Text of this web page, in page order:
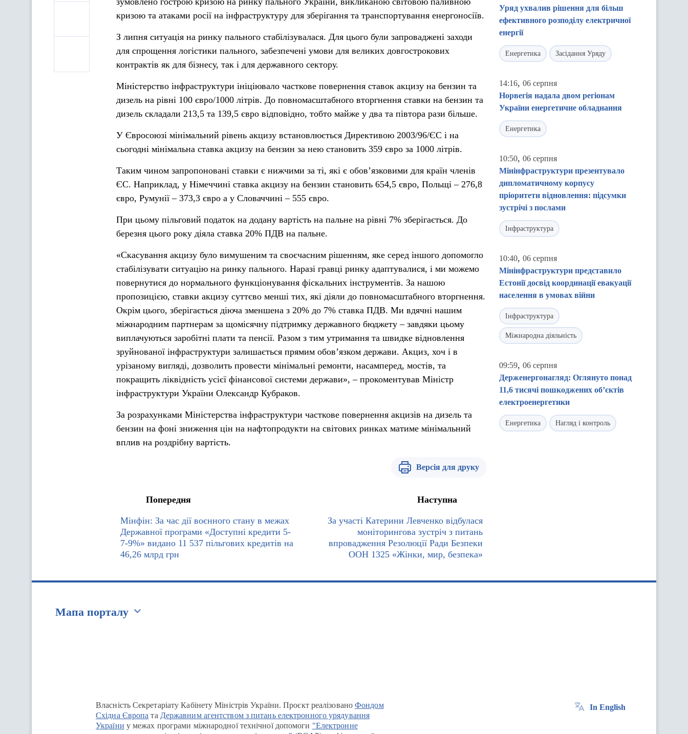
кризою та атаками росії на інфраструктуру для зберігання та транспортування енергоносіїв.
З липня ситуація на ринку пального стабілізувалася. Для цього були запроваджені заходи
для спрощення логістики пального, забезпечені умови для великих довгострокових
контрактів як для бізнесу, так і для державного сектору.
Міністерство інфраструктури ініціювало часткове повернення ставок акцизу на бензин та
дизель на рівні 100 євро/1000 літрів. До повномасштабного вторгнення ставки на бензин та
дизель складали 213,5 та 139,5 євро відповідно, тобто майже у два та півтора рази більше.
У Євросоюзі мінімальний рівень акцизу встановлюється Директивою 2003/96/ЄС і на
сьогодні мінімальна ставка акцизу на бензин за нею становить 359 євро за 1000 літрів.
Таким чином запропоновані ставки є нижчими за ті, які є обовʼязковими для країн членів
ЄС. Наприклад, у Німеччині ставка акцизу на бензин становить 654,5 євро, Польщі – 276,8
євро, Румунії – 373,3 євро а у Словаччині – 555 євро.
При цьому пільговий податок на додану вартість на пальне на рівні 7% зберігається. До
березня цього року діяла ставка 20% ПДВ на пальне.
«Скасування акцизу було вимушеним та своєчасним рішенням, яке серед іншого допомогло
стабілізувати ситуацію на ринку пального. Наразі гравці ринку адаптувалися, і ми можемо
повернутися до нормального функціонування фіскальних інструментів. За нашою
пропозицією, ставки акцизу суттєво менші тих, які діяли до повномасштабного вторгнення.
Окрім цього, зберігається діюча зменшена з 20% до 7% ставка ПДВ. Ми вдячні нашим
міжнародним партнерам за щомісячну підтримку державного бюджету – завдяки цьому
виплачуються заробітні плати та пенсії. Разом з тим утримання та швидке відновлення
зруйнованої інфраструктури залишається прямим обовʼязком держави. Акциз, хоч і в
урізаному вигляді, дозволить провести мінімальні ремонти, насамперед, мостів, та
покращить ліквідність усієї фінансової системи держави», – прокоментував Міністр
інфраструктури України Олександр Кубраков.
За розрахунками Міністерства інфраструктури часткове повернення акцизів на дизель та
бензин на фоні зниження цін на нафтопродукти на світових ринках матиме мінімальний
вплив на роздрібну вартість.
Версія для друку
Попередня
Мінфін: За час дії воєнного стану в межах
Державної програми «Доступні кредити 5-
7-9%» видано 11 537 пільгових кредитів на
46,26 млрд грн
Наступна
За участі Катерини Левченко відбулася
моніторингова зустріч з питань
впровадження Резолюції Ради Безпеки
ООН 1325 «Жінки, мир, безпека»
Уряд ухвалив рішення для більш
ефективного розподілу електричної
енергії
Енергетика Засідання Уряду
14:16, 06 серпня
Норвегія надала двом регіонам
України енергетичне обладнання
Енергетика
10:50, 06 серпня
Мінінфраструктури презентувало
дипломатичному корпусу
пріоритети відновлення: підсумки
зустрічі з послами
Інфраструктура
10:40, 06 серпня
Мінінфраструктури представило
Естонії досвід координації евакуації
населення в умовах війни
Інфраструктура
Міжнародна діяльність
09:59, 06 серпня
Держенергонагляд: Оглянуто понад
11,6 тисячі пошкоджених об’єктів
електроенергетики
Енергетика Нагляд і контроль
Мапа порталу
Власність Секретаріату Кабінету Міністрів України. Проєкт реалізованоФондом
Східна Європа та Державним агентством з питань електронного урядування
України у межах програми міжнародної технічної допомоги "Електронне
In English